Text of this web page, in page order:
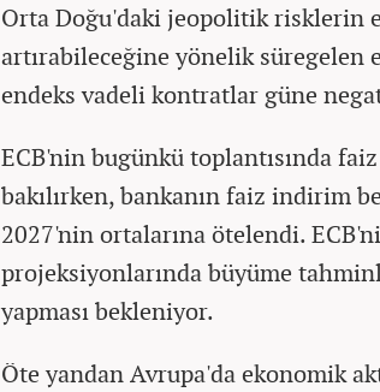
Orta Doğu'daki jeopolitik risklerin
artırabileceğine yönelik süregelen
endeks vadeli kontratlar güne
ECB'nin bugünkü toplantısında
bakılırken, bankanın faiz indirim
2027'nin ortalarına ötelendi.
projeksiyonlarında büyüme
yapması bekleniyor.
Öte yandan Avrupa'da ekonomik